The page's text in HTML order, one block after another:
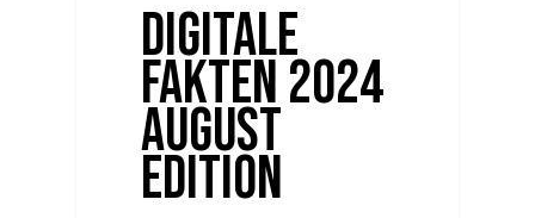
Digitale
Fakten 2024
August
Edition